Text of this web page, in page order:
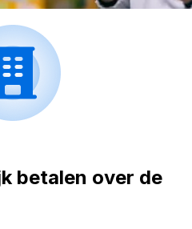
betalen over de